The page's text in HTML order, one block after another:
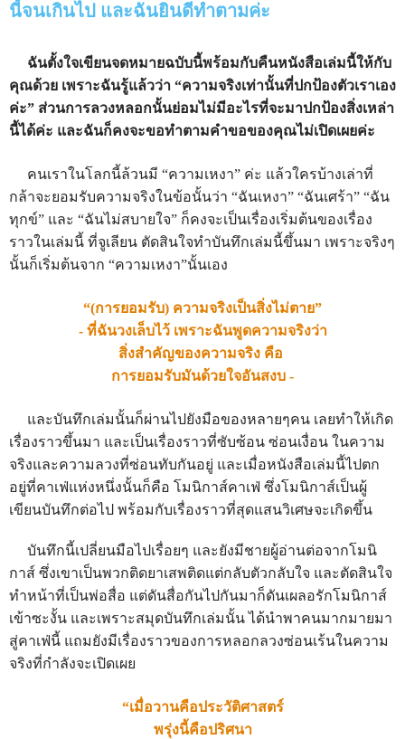
นี้จนเกินไป และฉันยินดีทำตามค่ะ
ฉันตั้งใจเขียนจดหมายฉบับนี้พร้อมกับคืนหนังสือเล่มนี้ให้กับ
คุณด้วย เพราะฉันรู้แล้วว่า “ความจริงเท่านั้นที่ปกป้องตัวเราเอง
ค่ะ” ส่วนการลวงหลอกนั้นย่อมไม่มีอะไรที่จะมาปกป้องสิ่งเหล่า
นี้ได้ค่ะ และฉันก็คงจะขอทำตามคำขอของคุณไม่เปิดเผยค่ะ
คนเราในโลกนี้ล้วนมี “ความเหงา” ค่ะ แล้วใครบ้างเล่าที่
กล้าจะยอมรับความจริงในข้อนั้นว่า “ฉันเหงา” “ฉันเศร้า” “ฉัน
ทุกข์” และ “ฉันไม่สบายใจ” ก็คงจะเป็นเรื่องเริ่มต้นของเรื่อง
ราวในเล่มนี้ ที่จูเลียน ตัดสินใจทำบันทึกเล่มนี้ขึ้นมา เพราะจริงๆ
นั้นก็เริ่มต้นจาก “ความเหงา”นั้นเอง
“(การยอมรับ) ความจริงเป็นสิ่งไม่ตาย”
- ที่ฉันวงเล็บไว้ เพราะฉันพูดความจริงว่า
สิ่งสำคัญของความจริง คือ
การยอมรับมันด้วยใจอันสงบ -
และบันทึกเล่มนั้นก็ผ่านไปยังมือของหลายๆคน เลยทำให้เกิด
เรื่องราวขึ้นมา และเป็นเรื่องราวที่ซับซ้อน ซ่อนเงื่อน ในความ
จริงและความลวงที่ซ่อนทับกันอยู่ และเมื่อหนังสือเล่มนี้ไปตก
อยู่ที่คาเฟ่แห่งหนึ่งนั้นก็คือ โมนิกาส์คาเฟ่ ซึ่งโมนิกาส์เป็นผู้
เขียนบันทึกต่อไป พร้อมกับเรื่องราวที่สุดแสนวิเศษจะเกิดขึ้น
บันทึกนี้เปลี่ยนมือไปเรื่อยๆ และยังมีชายผู้อ่านต่อจากโมนิ
กาส์ ซึ่งเขาเป็นพวกติดยาเสพติดแต่กลับตัวกลับใจ และตัดสินใจ
ทำหน้าที่เป็นพ่อสื่อ แต่ดันสื่อกันไปกันมาก็ดันเผลอรักโมนิกาส์
เข้าซะงั้น และเพราะสมุดบันทึกเล่มนั้น ได้นำพาคนมากมายมา
สู่คาเฟ่นี้ แถมยังมีเรื่องราวของการหลอกลวงซ่อนเร้นในความ
จริงที่กำลังจะเปิดเผย
“เมื่อวานคือประวัติศาสตร์
พรุ่งนี้คือปริศนา